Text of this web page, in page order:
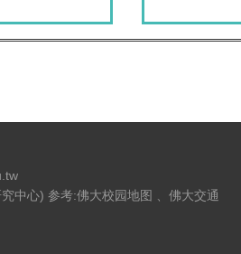
中心) 参考:佛大校园地图 、 佛大交通